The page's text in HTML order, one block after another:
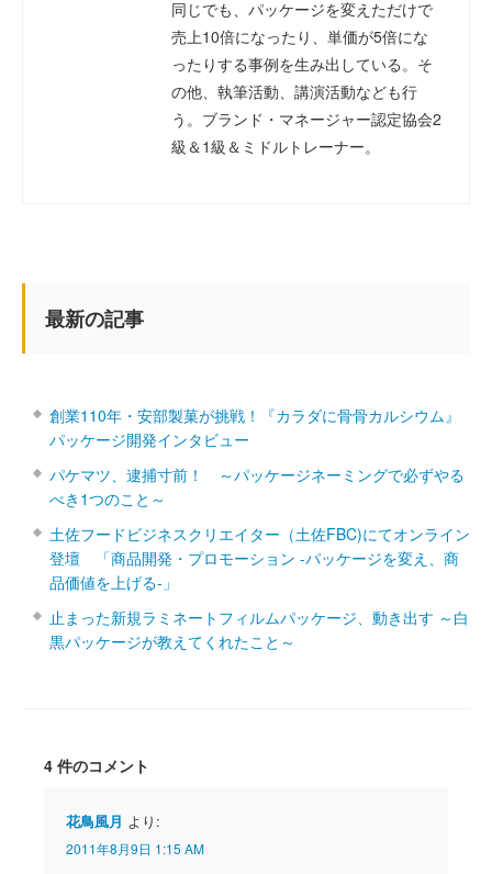
同じでも、パッケージを変えただけで
売上10倍になったり、単価が5倍にな
ったりする事例を生み出している。そ
の他、執筆活動、講演活動なども行
う。ブランド・マネージャー認定協会2
級＆1級＆ミドルトレーナー。
最新の記事
創業110年・安部製菓が挑戦！『カラダに骨骨カルシウム』
パッケージ開発インタビュー
パケマツ、逮捕寸前！ ～パッケージネーミングで必ずやる
べき1つのこと～
土佐フードビジネスクリエイター（土佐FBC)にてオンライン
登壇 「商品開発・プロモーション ‐パッケージを変え、商
品価値を上げる‐」
止まった新規ラミネートフィルムパッケージ、動き出す ～白
黒パッケージが教えてくれたこと～
4 件のコメント
花鳥風月 より:
2011年8月9日 1:15 AM